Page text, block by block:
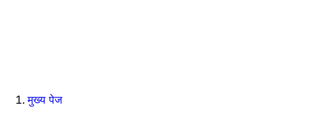
मुख्य पेज